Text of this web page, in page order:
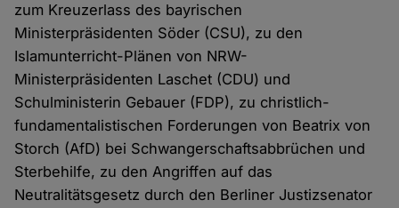
zum Kreuzerlass des bayrischen
Ministerpräsidenten Söder (CSU), zu den
Islamunterricht-Plänen von NRW-
Ministerpräsidenten Laschet (CDU) und
Schulministerin Gebauer (FDP), zu christlich-
fundamentalistischen Forderungen von Beatrix von
Storch (AfD) bei Schwangerschaftsabbrüchen und
Sterbehilfe, zu den Angriffen auf das
Neutralitätsgesetz durch den Berliner Justizsenator